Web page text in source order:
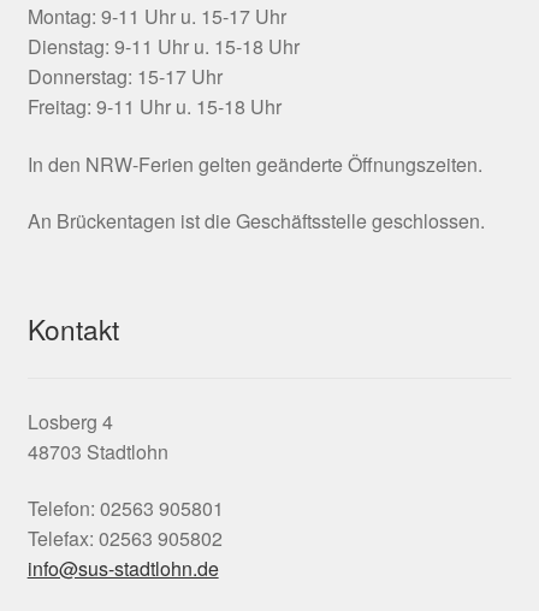
Montag: 9-11 Uhr u. 15-17 Uhr
Dienstag: 9-11 Uhr u. 15-18 Uhr
Donnerstag: 15-17 Uhr
Freitag: 9-11 Uhr u. 15-18 Uhr
In den NRW-Ferien gelten geänderte Öffnungszeiten.
An Brückentagen ist die Geschäftsstelle geschlossen.
Kontakt
Losberg 4
48703 Stadtlohn
Telefon: 02563 905801
Telefax: 02563 905802
info@sus-stadtlohn.de